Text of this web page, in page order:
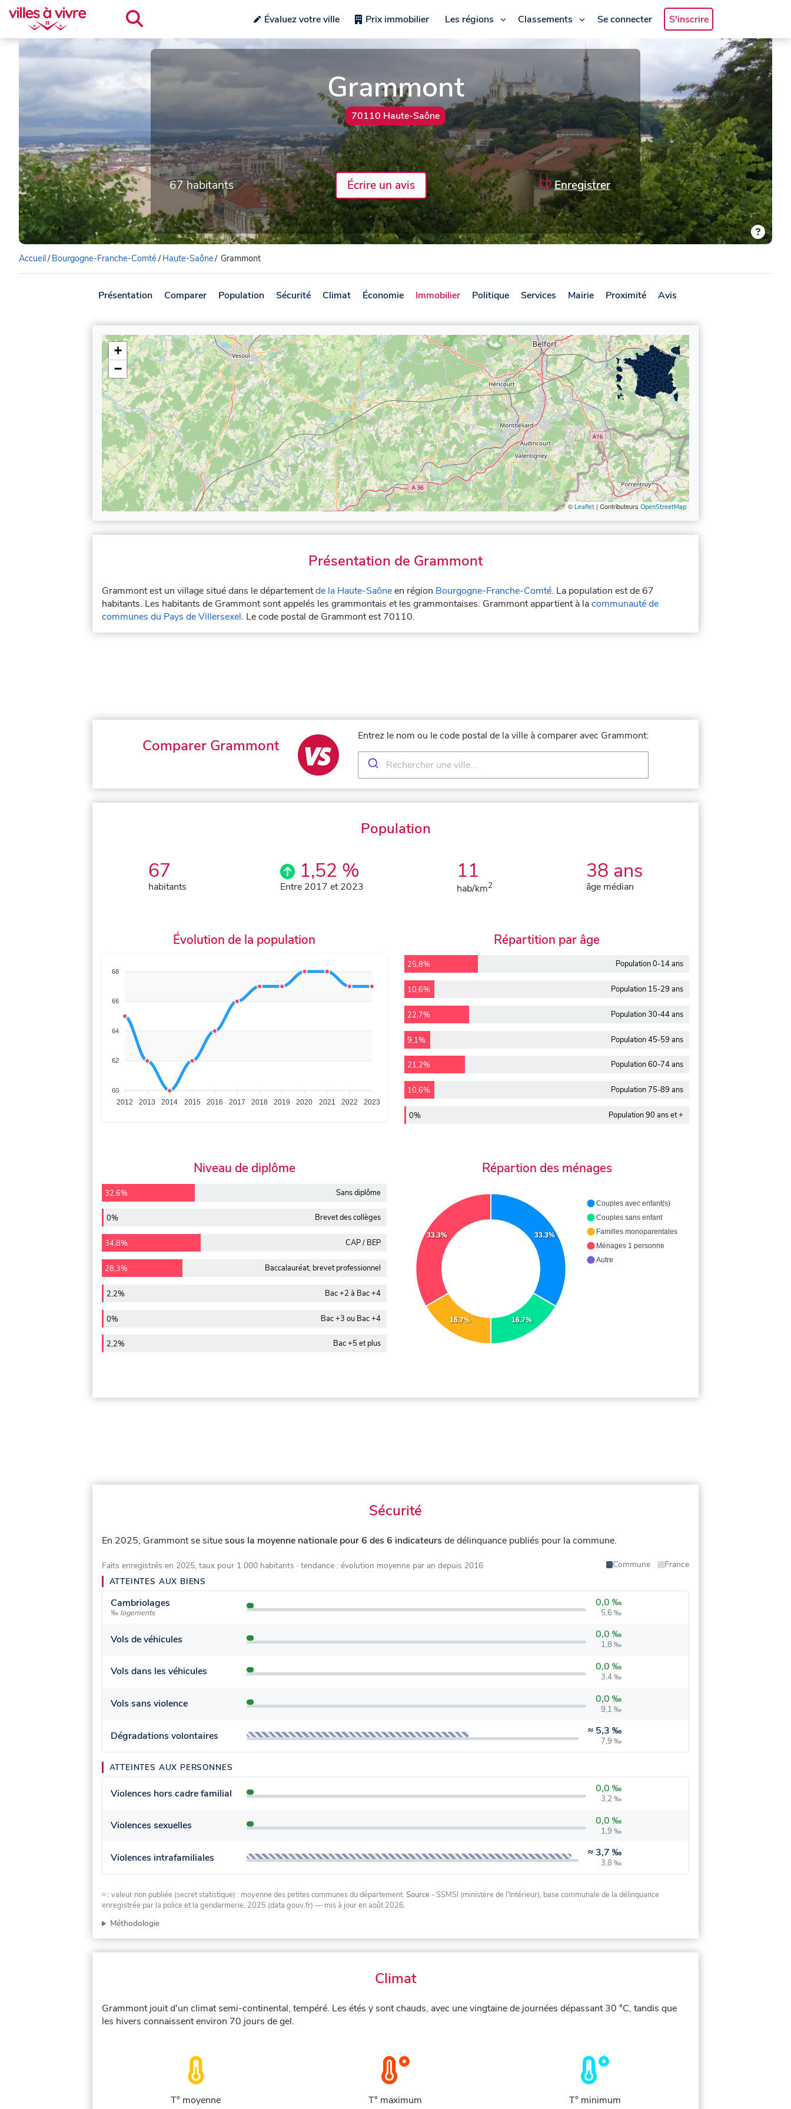
Évaluez votre ville Prix immobilier Les régions Classements Se connecter S'inscrire
Grammont
70110 Haute-Saône
67 habitants Écrire un avis Enregistrer
Accueil/ Bourgogne-Franche-Comté/ Haute-Saône/ Grammont
Présentation Comparer Population Sécurité Climat Économie Immobilier Politique Services Mairie Proximité Avis
+
−
© Leaflet | Contributeurs OpenStreetMap
Présentation de Grammont
Grammont est un village situé dans le départementde la Haute-Saôneen région Bourgogne-Franche-Comté. La population est de 67
habitants. Les habitants de Grammont sont appelés les grammontais et les grammontaises. Grammont appartient à lacommunauté de
communes du Pays de Villersexel. Le code postal de Grammont est 70110.
Comparer Grammont
Entrez le nom ou le code postal de la ville à comparer avec Grammont:
Population
67
habitants
1,52 %
Entre 2017 et 2023
11
hab/km2
38 ans
âge médian
Évolution de la population
68
66
64
62
60
2012 2013 2014 2015 2016 2017 2018 2019 2020 2021 2022 2023
Répartition par âge
25,8% Population 0-14 ans
10,6% Population 15-29 ans
22,7% Population 30-44 ans
9,1% Population 45-59 ans
21,2% Population 60-74 ans
10,6% Population 75-89 ans
0% Population 90 ans et +
Niveau de diplôme
32,6% Sans diplôme
0% Brevet des collèges
34,8% CAP / BEP
28,3% Baccalauréat, brevet professionnel
2,2% Bac +2 à Bac +4
0% Bac +3 ou Bac +4
2,2% Bac +5 et plus
Répartion des ménages
33.3%
16.7%
16.7%
33.3%
Couples avec enfant(s)
Couples sans enfant
Familles monoparentales
Ménages 1 personne
Autre
Sécurité
En 2025, Grammont se situesous la moyenne nationale pour 6 des 6 indicateurs de délinquance publiés pour la commune.
Faits enregistrés en 2025, taux pour 1 000 habitants · tendance : évolution moyenne par an depuis 2016 Commune
France
ATTEINTES AUX BIENS
Cambriolages
‰ logements
0,0 ‰
5,6 ‰
Vols de véhicules 0,0 ‰
1,8 ‰
Vols dans les véhicules 0,0 ‰
3,4 ‰
Vols sans violence 0,0 ‰
9,1 ‰
Dégradations volontaires ≈ 5,3 ‰
7,9 ‰
ATTEINTES AUX PERSONNES
Violences hors cadre familial 0,0 ‰
3,2 ‰
Violences sexuelles 0,0 ‰
1,9 ‰
Violences intrafamiliales ≈ 3,7 ‰
3,8 ‰
≈ : valeur non publiée (secret statistique) : moyenne des petites communes du département. Source - SSMSI (ministère de l'Intérieur), base communale de la délinquance
enregistrée par la police et la gendarmerie, 2025 (data.gouv.fr) — mis à jour en août 2026.
Méthodologie
Climat
Grammont jouit d'un climat semi-continental, tempéré. Les étés y sont chauds, avec une vingtaine de journées dépassant 30 °C, tandis que
les hivers connaissent environ 70 jours de gel.
T° moyenne
T° maximum
T° minimum